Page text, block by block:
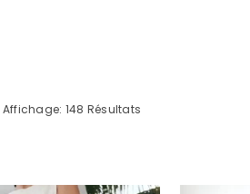
Affichage: 148 Résultats